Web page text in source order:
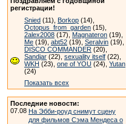
регистрации!
Snied (11), Borkop (14),
Octopus_from_garden (15),
2alex2008 (17), Magnateron (19),
Me (19), abt52 (19), Seralvin (19),
DISCO COMMANDER (20),
Sandjar (22), sexuality itself (22),
WKH (23), one of YOU (24), Yutan
(24)
Показать всех
Последние новости:
07.08 На Эбби-роуд снимут сцену
для фильмов Сэма Мендеса о